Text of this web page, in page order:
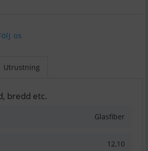
os
Utrustning
bredd etc.
Glasfiber
12,10